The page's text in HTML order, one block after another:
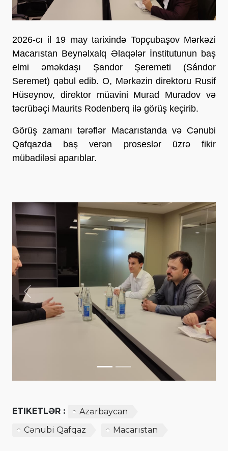
2026-cı il 19 may tarixində Topçubaşov Mərkəzi
Macarıstan Beynəlxalq Əlaqələr İnstitutunun baş
elmi əməkdaşı Şandor Şeremeti (Sándor
Seremet) qəbul edib. O, Mərkəzin direktoru Rusif
Hüseynov, direktor müavini Murad Muradov və
təcrübəçi Maurits Rodenberq ilə görüş keçirib.
Görüş zamanı tərəflər Macarıstanda və Cənubi
Qafqazda baş verən proseslər üzrə fikir
mübadiləsi aparıblar.
Previous Next
ETIKETLƏR :
Azərbaycan
Cənubi Qafqaz
Macarıstan